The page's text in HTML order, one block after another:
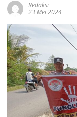
Redaksi
23 Mei 2024